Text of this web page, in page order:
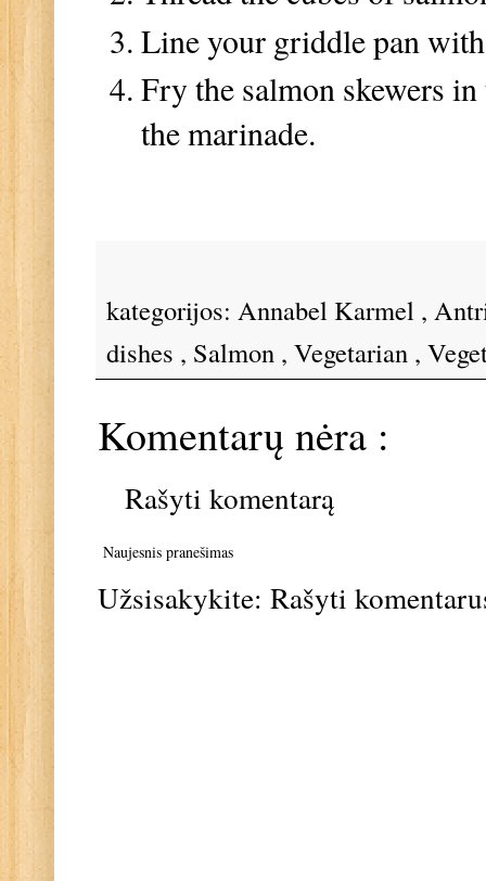
Line your griddle pan
Fry the salmon skewers
the marinade.
kategorijos: Annabel Karmel ,
dishes , Salmon , Vegetarian ,
Komentarų nėra :
Rašyti komentarą
Naujesnis pranešimas
Užsisakykite: Rašyti